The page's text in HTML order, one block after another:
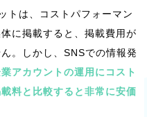
トは、コストパフォーマン
に掲載すると、掲載費用が
。しかし、SNSでの情報発
アカウントの運用にコスト
料と比較すると非常に安価